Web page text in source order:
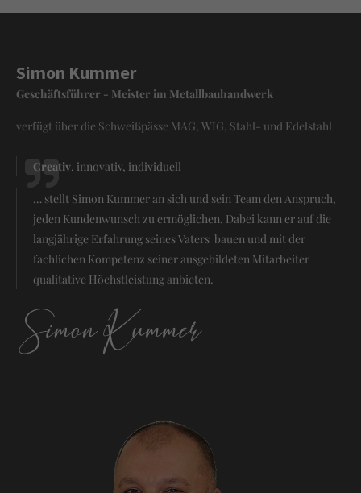
Simon Kummer
Geschäftsführer - Meister im Metallbauhandwerk
verfügt über die Schweißpässe MAG, WIG, Stahl- und Edelstahl
Creativ, innovativ, individuell
… stellt Simon Kummer an sich und sein Team den Anspruch,
jeden Kundenwunsch zu ermöglichen. Dabei kann er auf die
langjährige Erfahrung seines Vaters bauen und mit der
fachlichen Kompetenz seiner ausgebildeten Mitarbeiter
qualitative Höchstleistung anbieten.